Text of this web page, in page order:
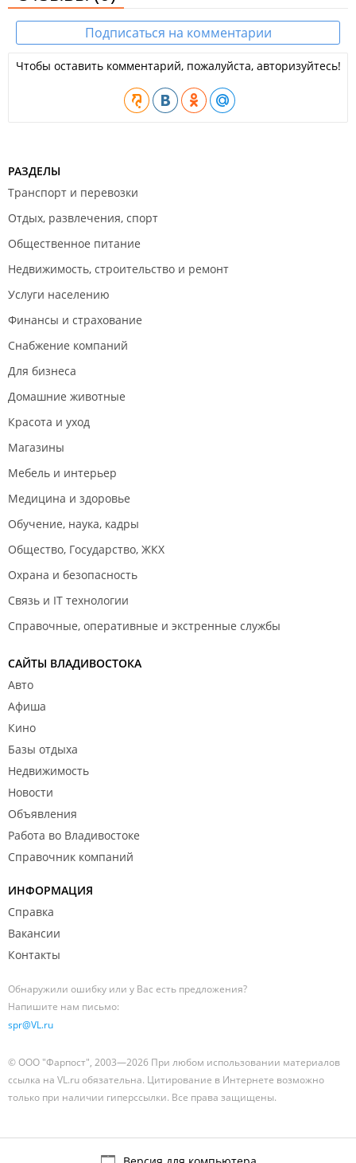
Подписаться на комментарии
Чтобы оставить комментарий, пожалуйста, авторизуйтесь!
РАЗДЕЛЫ
Транспорт и перевозки
Отдых, развлечения, спорт
Общественное питание
Недвижимость, строительство и ремонт
Услуги населению
Финансы и страхование
Снабжение компаний
Для бизнеса
Домашние животные
Красота и уход
Магазины
Мебель и интерьер
Медицина и здоровье
Обучение, наука, кадры
Общество, Государство, ЖКХ
Охрана и безопасность
Связь и IT технологии
Справочные, оперативные и экстренные службы
САЙТЫ ВЛАДИВОСТОКА
Авто
Афиша
Кино
Базы отдыха
Недвижимость
Новости
Объявления
Работа во Владивостоке
Справочник компаний
ИНФОРМАЦИЯ
Справка
Вакансии
Контакты
Обнаружили ошибку или у Вас есть предложения?
Напишите нам письмо:
spr@VL.ru
© ООО "Фарпост", 2003—2026 При любом использовании материалов
ссылка на VL.ru обязательна. Цитирование в Интернете возможно
только при наличии гиперссылки. Все права защищены.